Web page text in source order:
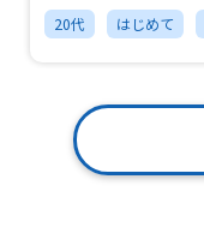
20代 はじめて